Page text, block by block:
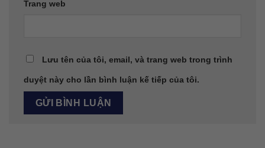
Trang web
Lưu tên của tôi, email, và trang web trong trình
duyệt này cho lần bình luận kế tiếp của tôi.